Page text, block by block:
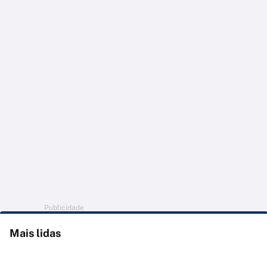
Publicidade
Mais lidas